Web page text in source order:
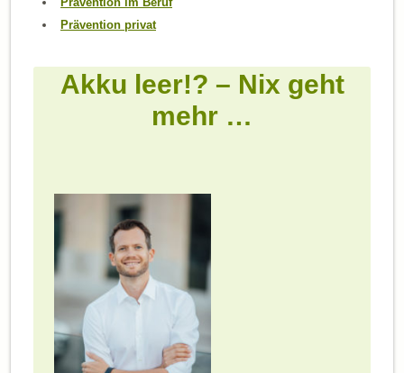
Prävention privat
Akku leer!? – Nix geht
mehr …